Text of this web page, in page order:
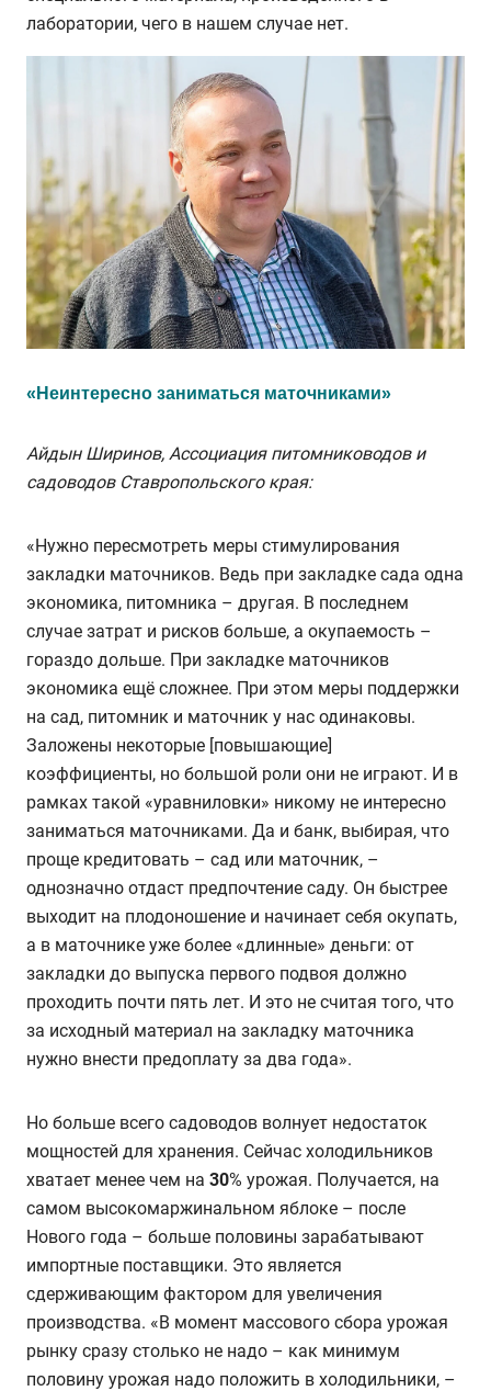
лаборатории, чего в нашем случае нет.
«Неинтересно заниматься маточниками»
Айдын Ширинов, Ассоциация питомниководов и
садоводов Ставропольского края:
«Нужно пересмотреть меры стимулирования
закладки маточников. Ведь при закладке сада одна
экономика, питомника – другая. В последнем
случае затрат и рисков больше, а окупаемость –
гораздо дольше. При закладке маточников
экономика ещё сложнее. При этом меры поддержки
на сад, питомник и маточник у нас одинаковы.
Заложены некоторые [повышающие]
коэффициенты, но большой роли они не играют. И в
рамках такой «уравниловки» никому не интересно
заниматься маточниками. Да и банк, выбирая, что
проще кредитовать – сад или маточник, –
однозначно отдаст предпочтение саду. Он быстрее
выходит на плодоношение и начинает себя окупать,
а в маточнике уже более «длинные» деньги: от
закладки до выпуска первого подвоя должно
проходить почти пять лет. И это не считая того, что
за исходный материал на закладку маточника
нужно внести предоплату за два года».
Но больше всего садоводов волнует недостаток
мощностей для хранения. Сейчас холодильников
хватает менее чем на 30% урожая. Получается, на
самом высокомаржинальном яблоке – после
Нового года – больше половины зарабатывают
импортные поставщики. Это является
сдерживающим фактором для увеличения
производства. «В момент массового сбора урожая
рынку сразу столько не надо – как минимум
половину урожая надо положить в холодильники, –